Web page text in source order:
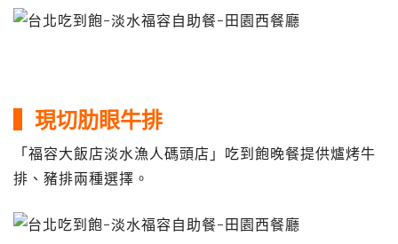
▍現切肋眼牛排
「福容大飯店淡水漁人碼頭店」吃到飽晚餐提供爐烤牛
排、豬排兩種選擇。